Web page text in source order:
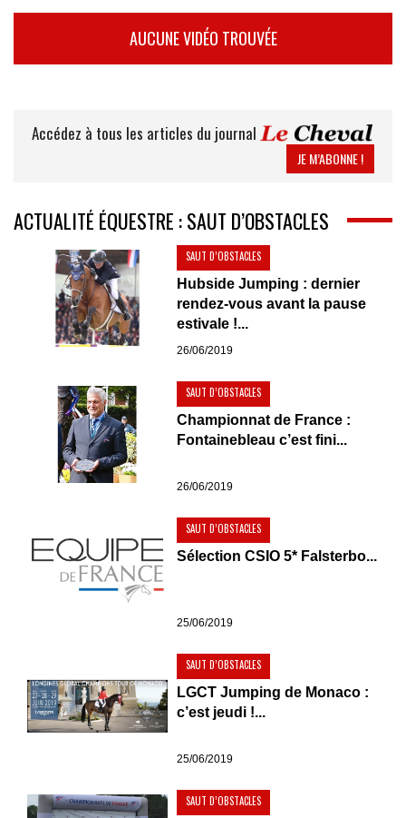
AUCUNE VIDÉO TROUVÉE
Accédez à tous les articles du journal
JE M’ABONNE !
ACTUALITÉ ÉQUESTRE : SAUT D’OBSTACLES
SAUT D’OBSTACLES
Hubside Jumping : dernier
rendez-vous avant la pause
estivale !...
26/06/2019
SAUT D’OBSTACLES
Championnat de France :
Fontainebleau c’est fini...
26/06/2019
SAUT D’OBSTACLES
Sélection CSIO 5* Falsterbo...
25/06/2019
SAUT D’OBSTACLES
LGCT Jumping de Monaco :
c’est jeudi !...
25/06/2019
SAUT D’OBSTACLES